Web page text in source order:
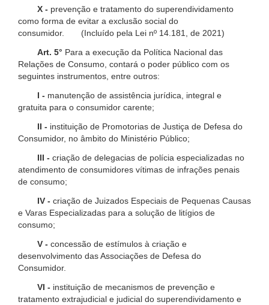
X - prevenção e tratamento do superendividamento
como forma de evitar a exclusão social do
consumidor. (Incluído pela Lei nº 14.181, de 2021)
Art. 5° Para a execução da Política Nacional das
Relações de Consumo, contará o poder público com os
seguintes instrumentos, entre outros:
I - manutenção de assistência jurídica, integral e
gratuita para o consumidor carente;
II - instituição de Promotorias de Justiça de Defesa do
Consumidor, no âmbito do Ministério Público;
III - criação de delegacias de polícia especializadas no
atendimento de consumidores vítimas de infrações penais
de consumo;
IV - criação de Juizados Especiais de Pequenas Causas
e Varas Especializadas para a solução de litígios de
consumo;
V - concessão de estímulos à criação e
desenvolvimento das Associações de Defesa do
Consumidor.
VI - instituição de mecanismos de prevenção e
tratamento extrajudicial e judicial do superendividamento e